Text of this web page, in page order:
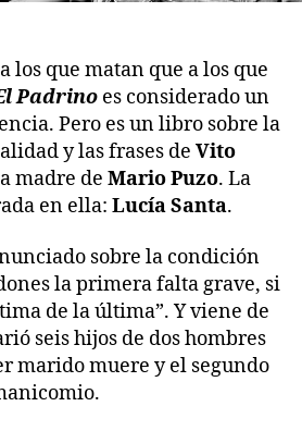
los que matan que a los que
Padrino es considerado un
Pero es un libro sobre la
y las frases de Vito
madre de Mario Puzo. La
en ella: Lucía Santa.
sobre la condición
la primera falta grave, si
de la última”. Y viene de
seis hijos de dos hombres
marido muere y el segundo